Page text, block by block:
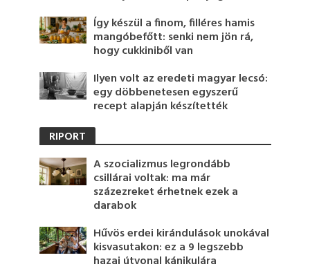
Így készül a finom, filléres hamis
mangóbefőtt: senki nem jön rá,
hogy cukkiniből van
Ilyen volt az eredeti magyar lecsó:
egy döbbenetesen egyszerű
recept alapján készítették
RIPORT
A szocializmus legrondább
csillárai voltak: ma már
százezreket érhetnek ezek a
darabok
Hűvös erdei kirándulások unokával
kisvasutakon: ez a 9 legszebb
hazai útvonal kánikulára